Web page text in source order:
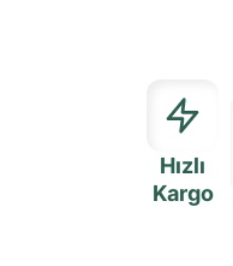
Hızlı
Kargo